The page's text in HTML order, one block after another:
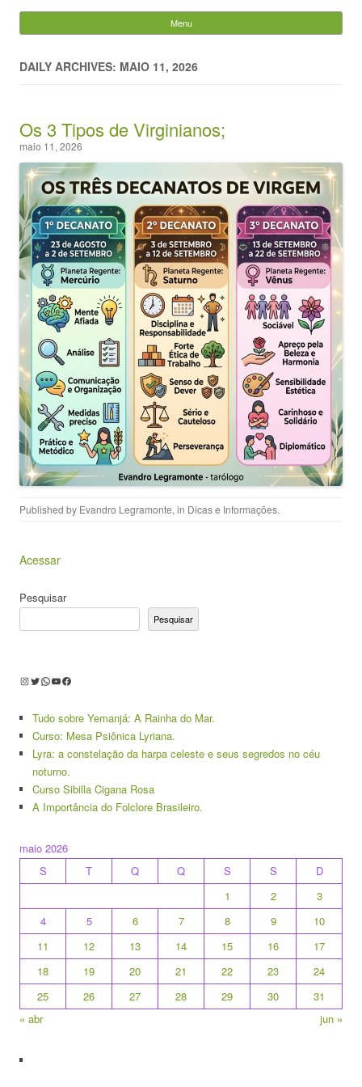
Evandro Legramonte
por:
Menu
DAILY ARCHIVES: MAIO 11, 2026
Os 3 Tipos de Virginianos;
maio 11, 2026
Published by Evandro Legramonte, in Dicas e Informações.
Acessar
Pesquisar
Pesquisar
Instagram
Twitter
WhatsApp
Youtube
Facebook
Tudo sobre Yemanjá: A Rainha do Mar.
Curso: Mesa Psiônica Lyriana.
Lyra: a constelação da harpa celeste e seus segredos no céu
noturno.
Curso Sibilla Cigana Rosa
A Importância do Folclore Brasileiro.
maio 2026
S
T Q Q S S
D
1
2
3
4
5 6 7 8 9
10
11
12 13 14 15 16
17
18
19 20 21 22 23
24
25
26 27 28 29 30
31
« abr
jun »